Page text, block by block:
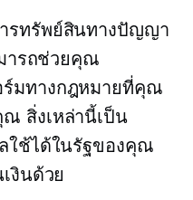
รทรัพย์สินทางปัญญา
ารถช่วยคุณ
มทางกฎหมายที่คุณ
สิ่งเหล่านี้เป็น
ใช้ได้ในรัฐของคุณ
งินด้วย